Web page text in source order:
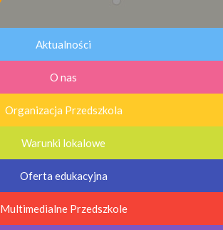
Aktualności
O nas
Organizacja Przedszkola
Warunki lokalowe
Oferta edukacyjna
Multimedialne Przedszkole